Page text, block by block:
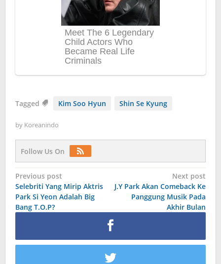
Tagged Kim Soo Hyun Shin Se Kyung
by Koreanindo
Follow Us On
Post
navigation
Previous post
Selebriti Yang Mirip Aktris
Park Si Yeon Adalah Big
Bang T.O.P?
Next post
J.Y Park Akan Comeback Ke
Panggung Musik Pada
Akhir Bulan